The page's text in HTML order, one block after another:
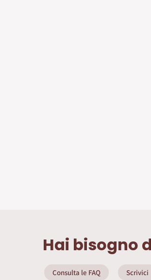
Hai bisogno
Consulta le FAQ Scrivici